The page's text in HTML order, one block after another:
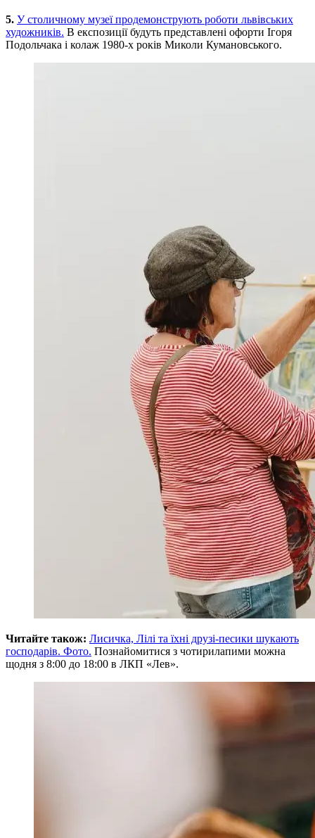
5. У столичному музеї продемонструють роботи львівських
художників. В експозиції будуть представлені офорти Ігоря
Подольчака і колаж 1980-х років Миколи Кумановського.
Читайте також: Лисичка, Лілі та їхні друзі-песики шукають
господарів. Фото. Познайомитися з чотирилапими можна
щодня з 8:00 до 18:00 в ЛКП «Лев».